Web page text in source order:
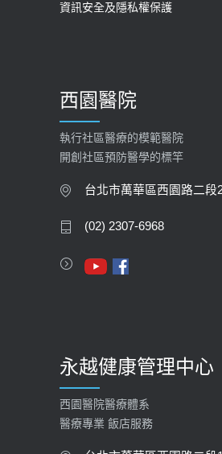
2025-09-30
【快速肝癌篩檢MRI】新檢
2026-02-06
大吃大喝、肥胖害到膽囊
膽息肉如何處理？
2023-09-27
資訊安全及隱私權保護
西園醫院
執行社區醫療的模範醫院
開創社區預防醫學的標竿
台北市萬華區西園路二段
(02) 2307-6968
永越健康管理中心
西園醫院醫療體系
醫療專業 飯店服務